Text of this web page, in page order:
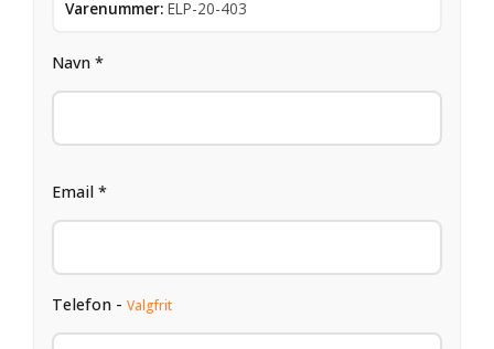
Varenummer: ELP-20-403
Navn *
Email *
Telefon - Valgfrit